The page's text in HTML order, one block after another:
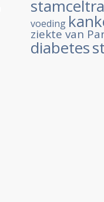
voeding
ziekte van
diabetes